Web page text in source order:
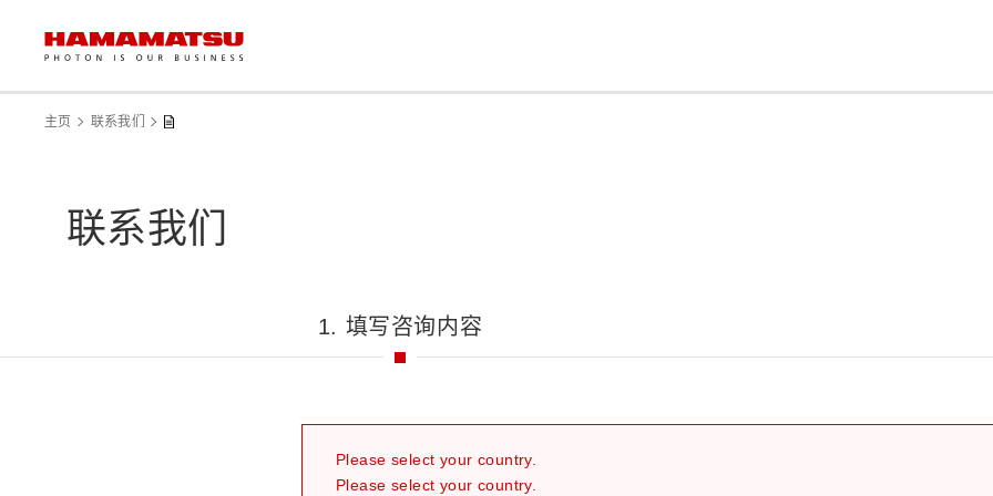
主页 联系我们
联系我们
1. 填写咨询内容
Please select your country.
Please select your country.